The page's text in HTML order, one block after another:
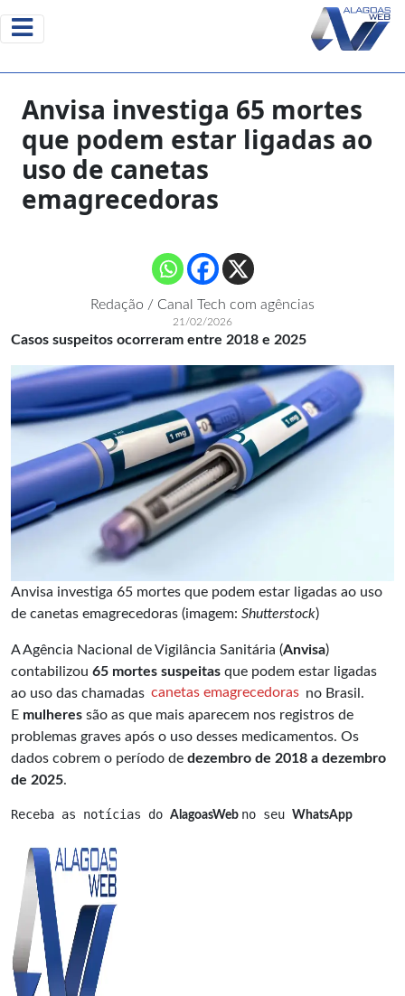
Anvisa investiga 65 mortes
que podem estar ligadas ao
uso de canetas
emagrecedoras
Redação / Canal Tech com agências
21/02/2026
Casos suspeitos ocorreram entre 2018 e 2025
Anvisa investiga 65 mortes que podem estar ligadas ao uso
de canetas emagrecedoras (imagem: Shutterstock)
A Agência Nacional de Vigilância Sanitária (Anvisa)
contabilizou 65 mortes suspeitas que podem estar ligadas
ao uso das chamadas canetas emagrecedoras no Brasil.
E mulheres são as que mais aparecem nos registros de
problemas graves após o uso desses medicamentos. Os
dados cobrem o período de dezembro de 2018 a dezembro
de 2025.
Receba as notícias do AlagoasWeb no seu WhatsApp